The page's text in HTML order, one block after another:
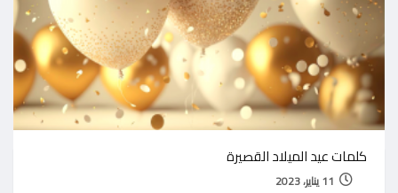
كلمات عيد الميلاد القصيرة
11 يناير، 2023